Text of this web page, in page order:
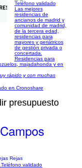
Teléfono validado
Las mejores
residencias de
ancianos de madrid y
comunidad de madrid,
de la tercera edad,
residencias para
mayores y geriátricos
de gestión privada o
concertada.
Residencias para
majadahonda y en
rápido y con muchas
en Cronoshare
presupuesto
Rejas
Teléfono validado